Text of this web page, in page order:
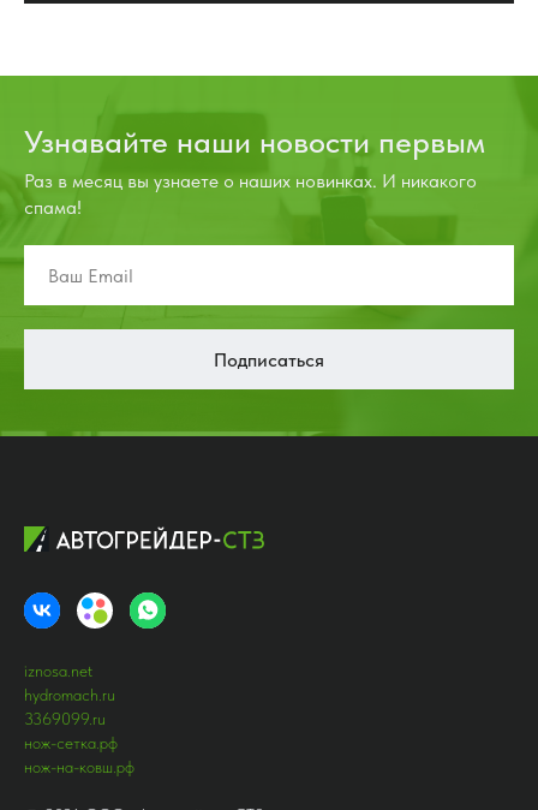
Узнавайте наши новости первым
Раз в месяц вы узнаете о наших новинках. И никакого
спама!
Подписаться
iznosa.net
hydromach.ru
3369099.ru
нож-сетка.рф
нож-на-ковш.рф